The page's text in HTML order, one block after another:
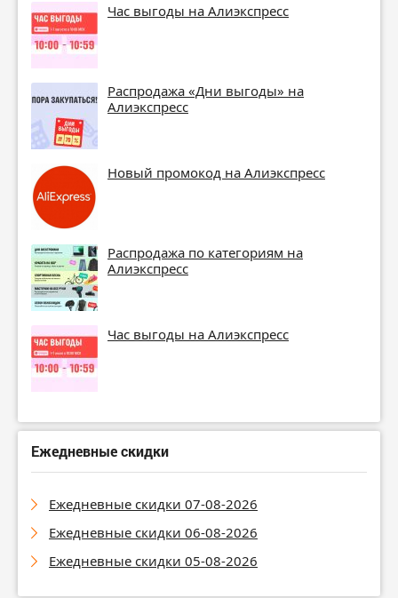
Час выгоды на Алиэкспресс
Распродажа «Дни выгоды» на
Алиэкспресс
Новый промокод на Алиэкспресс
Распродажа по категориям на
Алиэкспресс
Час выгоды на Алиэкспресс
Ежедневные скидки
Ежедневные скидки 07-08-2026
Ежедневные скидки 06-08-2026
Ежедневные скидки 05-08-2026